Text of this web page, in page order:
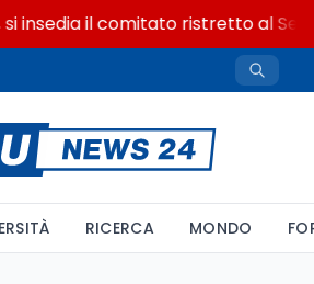
insedia il comitato ristretto al
RICERCA MONDO